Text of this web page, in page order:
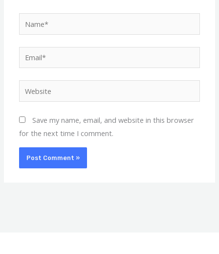
Website
Save my name, email, and website in this browser
for the next time I comment.